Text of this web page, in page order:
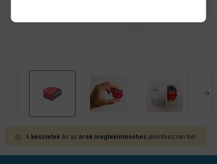
A készletek és az árak megtekintéséhez jelentkezzen be!